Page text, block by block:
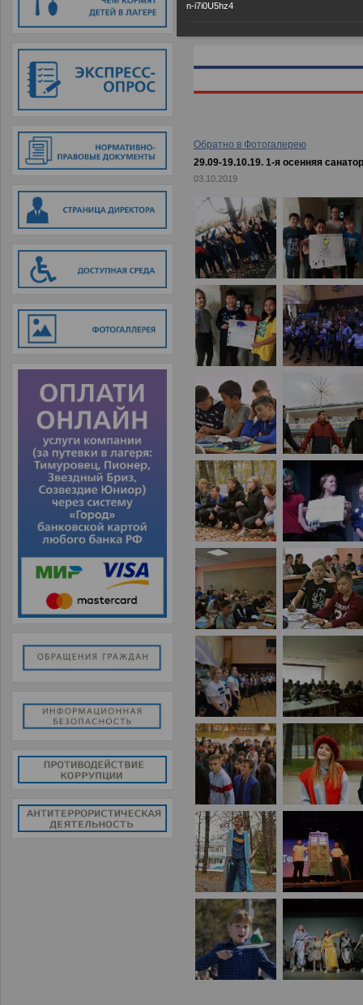
Обратно в Фотогалерею
29.09-19.10.19. 1-я осенняя
03.10.2019
n-i7i0U5hz4